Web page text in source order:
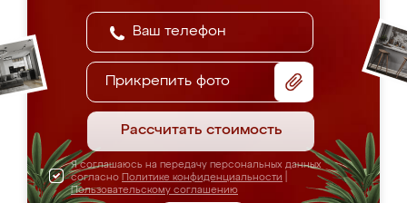
Прикрепить фото
Рассчитать стоимость
Я соглашаюсь на передачу персональных данных
согласно Политике конфиденциальности
Пользовательскому соглашению